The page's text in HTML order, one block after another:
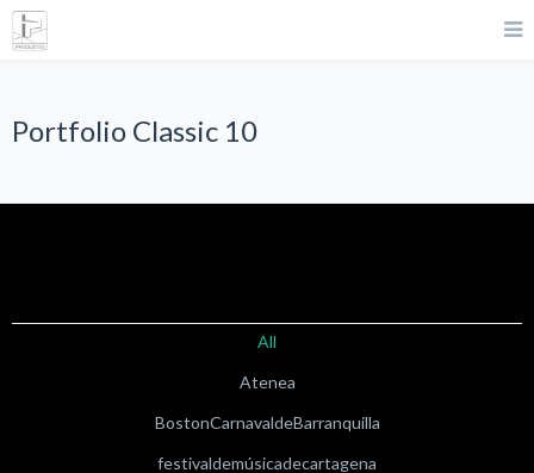
Portfolio Classic 10
All
Atenea
BostonCarnavaldeBarranquilla
festivaldemúsicadecartagena